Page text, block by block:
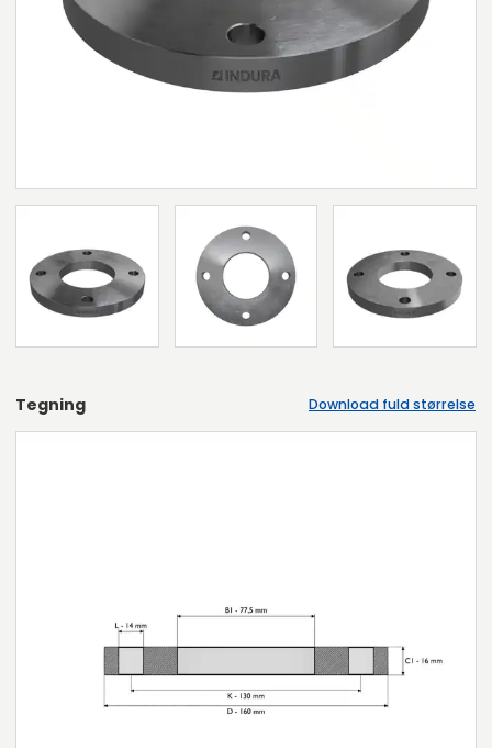
Tegning Download fuld størrelse